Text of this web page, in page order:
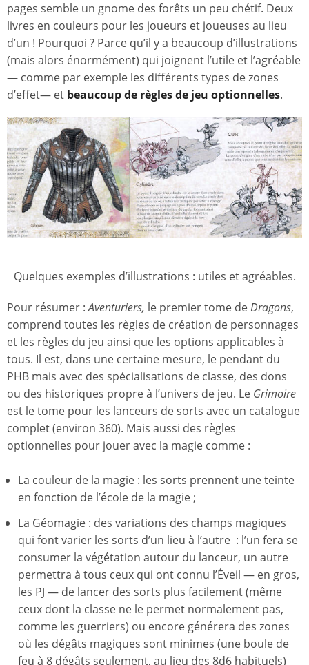
pages semble un gnome des forêts un peu chétif. Deux
livres en couleurs pour les joueurs et joueuses au lieu
d’un ! Pourquoi ? Parce qu’il y a beaucoup d’illustrations
(mais alors énormément) qui joignent l’utile et l’agréable
— comme par exemple les différents types de zones
d’effet— et beaucoup de règles de jeu optionnelles.
Quelques exemples d’illustrations : utiles et agréables.
Pour résumer :Aventuriers, le premier tome deDragons,
comprend toutes les règles de création de personnages
et les règles du jeu ainsi que les options applicables à
tous. Il est, dans une certaine mesure, le pendant du
PHB mais avec des spécialisations de classe, des dons
ou des historiques propre à l’univers de jeu. Le Grimoire
est le tome pour les lanceurs de sorts avec un catalogue
complet (environ 360). Mais aussi des règles
optionnelles pour jouer avec la magie comme :
La couleur de la magie : les sorts prennent une teinte
en fonction de l’école de la magie ;
La Géomagie : des variations des champs magiques
qui font varier les sorts d’un lieu à l’autre : l’un fera se
consumer la végétation autour du lanceur, un autre
permettra à tous ceux qui ont connu l’Éveil — en gros,
les PJ — de lancer des sorts plus facilement (même
ceux dont la classe ne le permet normalement pas,
comme les guerriers) ou encore générera des zones
où les dégâts magiques sont minimes (une boule de
feu à 8 dégâts seulement, au lieu des 8d6 habituels)